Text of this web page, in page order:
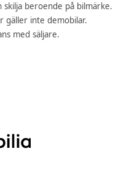
skilja beroende på bilmärke.
gäller inte demobilar.
med säljare.